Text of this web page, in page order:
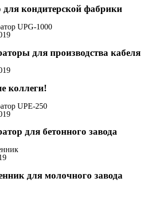
для кондитерской фабрики
для производства кабеля
коллеги!
для бетонного завода
для молочного завода